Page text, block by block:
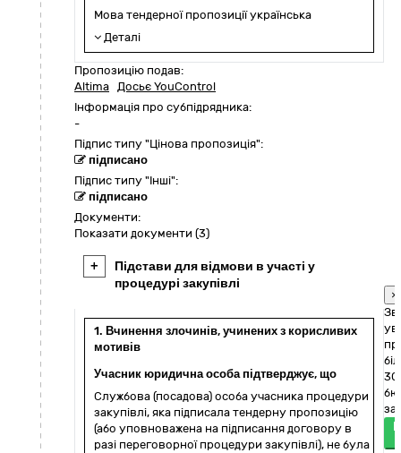
Мова тендерної пропозиції українська
Деталі
Пропозицію подав:
Altima Досьє YouControl
Інформація про субпідрядника:
-
Підпис типу "Цінова пропозиція":
підписано
Підпис типу "Інші":
підписано
Документи:
Показати документи (3)
+
Підстави для відмови в участі у
процедурі закупівлі
1. Вчинення злочинів, учинених з корисливих
мотивів
Учасник юридична особа підтверджує, що
Службова (посадова) особа учасника процедури
закупівлі, яка підписала тендерну пропозицію
(або уповноважена на підписання договору в
разі переговорної процедури закупівлі), не була
×